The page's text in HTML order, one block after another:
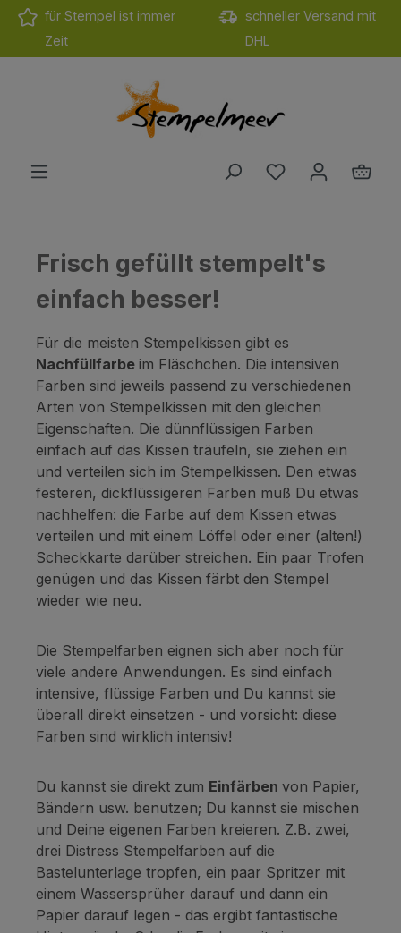
Zum Hauptinhalt springen
für Stempel ist immer
Zeit
schneller Versand mit
DHL
Du hast 0
Frisch gefüllt stempelt's
einfach besser!
Für die meisten Stempelkissen gibt es
Nachfüllfarbe im Fläschchen. Die intensiven
Farben sind jeweils passend zu verschiedenen
Arten von Stempelkissen mit den gleichen
Eigenschaften. Die dünnflüssigen Farben
einfach auf das Kissen träufeln, sie ziehen ein
und verteilen sich im Stempelkissen. Den etwas
festeren, dickflüssigeren Farben muß Du etwas
nachhelfen: die Farbe auf dem Kissen etwas
verteilen und mit einem Löffel oder einer (alten!)
Scheckkarte darüber streichen. Ein paar Trofen
genügen und das Kissen färbt den Stempel
wieder wie neu.
Die Stempelfarben eignen sich aber noch für
viele andere Anwendungen. Es sind einfach
intensive, flüssige Farben und Du kannst sie
überall direkt einsetzen - und vorsicht: diese
Farben sind wirklich intensiv!
Du kannst sie direkt zum Einfärben von Papier,
Bändern usw. benutzen; Du kannst sie mischen
und Deine eigenen Farben kreieren. Z.B. zwei,
drei Distress Stempelfarben auf die
Bastelunterlage tropfen, ein paar Spritzer mit
einem Wassersprüher darauf und dann ein
Papier darauf legen - das ergibt fantastische